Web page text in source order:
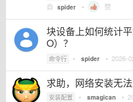
自 spider • 赞
块设备上如何统计
O）？
命令行 • spider • 2026-
求助，网络安装无
安装配置 • smagican •